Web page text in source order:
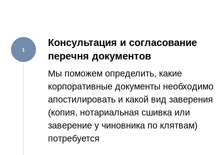
Консультация и согласование
перечня документов
Мы поможем определить, какие
корпоративные документы необходимо
апостилировать и какой вид заверения
(копия, нотариальная сшивка или
заверение у чиновника по клятвам)
потребуется